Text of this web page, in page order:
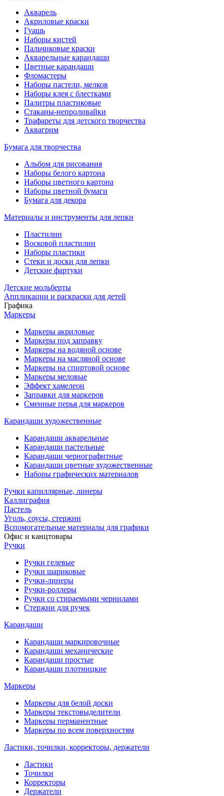
Акварель
Акриловые краски
Гуашь
Наборы кистей
Пальчиковые краски
Акварельные карандаши
Цветные карандаши
Фломастеры
Наборы пастели, мелков
Наборы клея с блестками
Палитры пластиковые
Стаканы-непроливайки
Трафареты для детского творчества
Аквагрим
Бумага для творчества
Альбом для рисования
Наборы белого картона
Наборы цветного картона
Наборы цветной бумаги
Бумага для декора
Материалы и инструменты для лепки
Пластилин
Восковой пластилин
Наборы пластики
Стеки и доски для лепки
Детские фартуки
Детские мольберты
Аппликации и раскраски для детей
Графика
Маркеры
Маркеры акриловые
Маркеры под заправку
Маркеры на водяной основе
Маркеры на масляной основе
Маркеры на спиртовой основе
Маркеры меловые
Эффект хамелеон
Заправки для маркеров
Сменные перья для маркеров
Карандаши художественные
Карандаши акварельные
Карандаши пастельные
Карандаши чернографитные
Карандаши цветные художественные
Наборы графических материалов
Ручки капиллярные, линеры
Каллиграфия
Пастель
Уголь, соусы, стержни
Вспомогательные материалы для графики
Офис и канцтовары
Ручки
Ручки гелевые
Ручки шариковые
Ручки-линеры
Ручки-роллеры
Ручки со стираемыми чернилами
Стержни для ручек
Карандаши
Карандаши маркировочные
Карандаши механические
Карандаши простые
Карандаши плотницкие
Маркеры
Маркеры для белой доски
Маркеры текстовыделители
Маркеры перманентные
Маркеры по всем поверхностям
Ластики, точилки, корректоры, держатели
Ластики
Точилки
Корректоры
Держатели